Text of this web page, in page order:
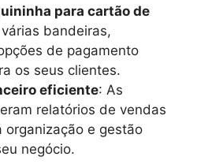
para cartão de
bandeiras,
de pagamento
os seus clientes.
eficiente: As
relatórios de vendas
organização e gestão
negócio.